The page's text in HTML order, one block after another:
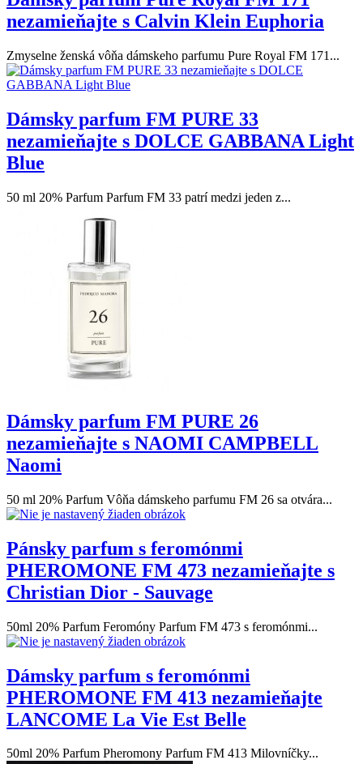
nezamieňajte s Calvin Klein Euphoria
Zmyselne ženská vôňa dámskeho parfumu Pure Royal FM 171...
Dámsky parfum FM PURE 33
nezamieňajte s DOLCE GABBANA Light
Blue
50 ml 20% Parfum Parfum FM 33 patrí medzi jeden z...
Dámsky parfum FM PURE 26
nezamieňajte s NAOMI CAMPBELL
Naomi
50 ml 20% Parfum Vôňa dámskeho parfumu FM 26 sa otvára...
Pánsky parfum s feromónmi
PHEROMONE FM 473 nezamieňajte s
Christian Dior - Sauvage
50ml 20% Parfum Feromóny Parfum FM 473 s feromónmi...
Dámsky parfum s feromónmi
PHEROMONE FM 413 nezamieňajte
LANCOME La Vie Est Belle
50ml 20% Parfum Pheromony Parfum FM 413 Milovníčky...